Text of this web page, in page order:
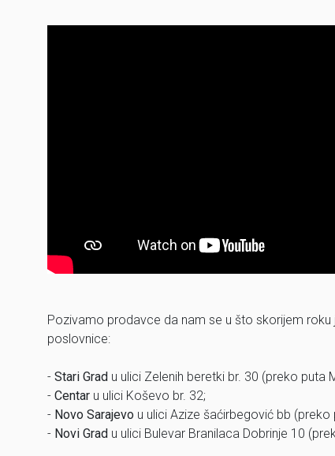
Pozivamo prodavce da nam se u što skorijem
poslovnice:
- Stari Grad u ulici Zelenih beretki br. 30 (preko puta
- Centar u ulici Koševo br. 32;
- Novo Sarajevo u ulici Azize šaćirbegović bb
- Novi Grad u ulici Bulevar Branilaca Dobrinje 10